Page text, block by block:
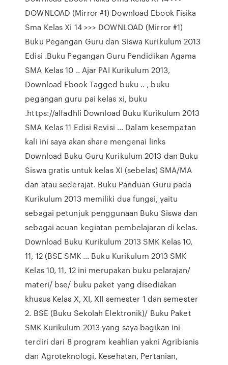
DOWNLOAD (Mirror #1) Download Ebook Fisika
Sma Kelas Xi 14 >>> DOWNLOAD (Mirror #1)
Buku Pegangan Guru dan Siswa Kurikulum 2013
Edisi .Buku Pegangan Guru Pendidikan Agama
SMA Kelas 10 .. Ajar PAI Kurikulum 2013,
Download Ebook Tagged buku .. , buku
pegangan guru pai kelas xi, buku
.https://alfadhli Download Buku Kurikulum 2013
SMA Kelas 11 Edisi Revisi ... Dalam kesempatan
kali ini saya akan share mengenai links
Download Buku Guru Kurikulum 2013 dan Buku
Siswa gratis untuk kelas XI (sebelas) SMA/MA
dan atau sederajat. Buku Panduan Guru pada
Kurikulum 2013 memiliki dua fungsi, yaitu
sebagai petunjuk penggunaan Buku Siswa dan
sebagai acuan kegiatan pembelajaran di kelas.
Download Buku Kurikulum 2013 SMK Kelas 10,
11, 12 (BSE SMK ... Buku Kurikulum 2013 SMK
Kelas 10, 11, 12 ini merupakan buku pelarajan/
materi/ bse/ buku paket yang disediakan
khusus Kelas X, XI, XII semester 1 dan semester
2. BSE (Buku Sekolah Elektronik)/ Buku Paket
SMK Kurikulum 2013 yang saya bagikan ini
terdiri dari 8 program keahlian yakni Agribisnis
dan Agroteknologi, Kesehatan, Pertanian,